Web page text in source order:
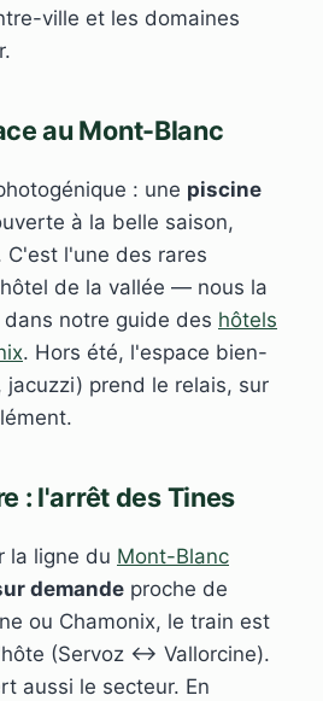
ville et les domaines
au Mont-Blanc
: une piscine
à la belle saison,
C'est l'une des rares
de la vallée — nous la
notre guide des hôtels
. Hors été, l'espace bien-
jacuzzi) prend le relais, sur
: l'arrêt des Tines
la ligne du Mont-Blanc
demande proche de
ou Chamonix, le train est
(Servoz ↔ Vallorcine).
aussi le secteur. En